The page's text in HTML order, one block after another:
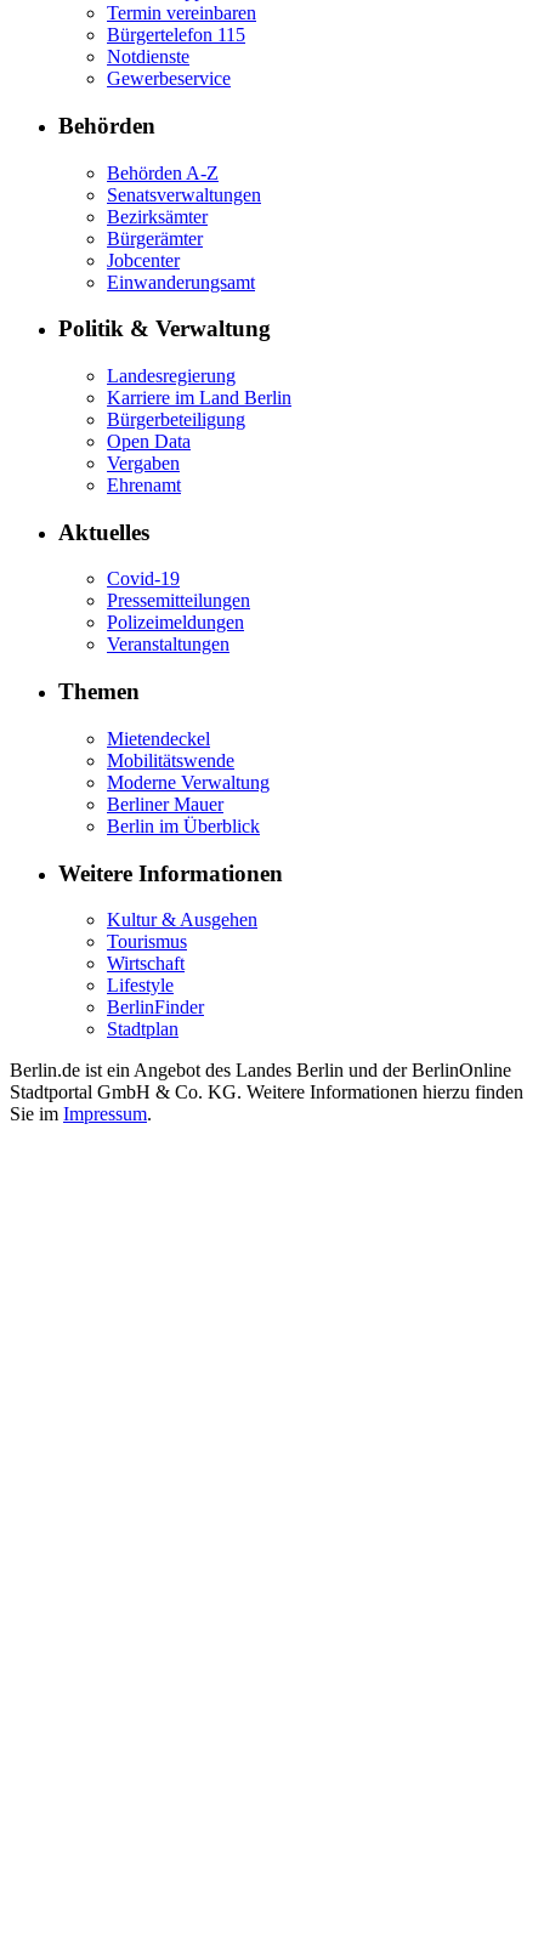
Termin vereinbaren
Bürgertelefon 115
Notdienste
Gewerbeservice
Behörden
Behörden A-Z
Senatsverwaltungen
Bezirksämter
Bürgerämter
Jobcenter
Einwanderungsamt
Politik & Verwaltung
Landesregierung
Karriere im Land Berlin
Bürgerbeteiligung
Open Data
Vergaben
Ehrenamt
Aktuelles
Covid-19
Pressemitteilungen
Polizeimeldungen
Veranstaltungen
Themen
Mietendeckel
Mobilitätswende
Moderne Verwaltung
Berliner Mauer
Berlin im Überblick
Weitere Informationen
Kultur & Ausgehen
Tourismus
Wirtschaft
Lifestyle
BerlinFinder
Stadtplan
Berlin.de ist ein Angebot des Landes Berlin und der BerlinOnline
Stadtportal GmbH & Co. KG. Weitere Informationen hierzu finden
Sie im Impressum.